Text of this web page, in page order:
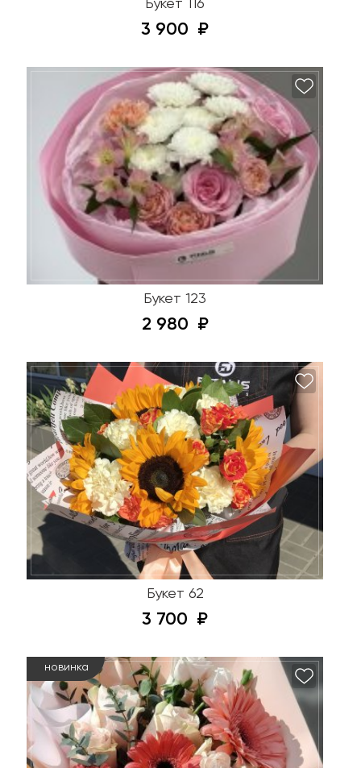
Букет 116
3 900
Букет 123
2 980
Букет 62
3 700
новинка